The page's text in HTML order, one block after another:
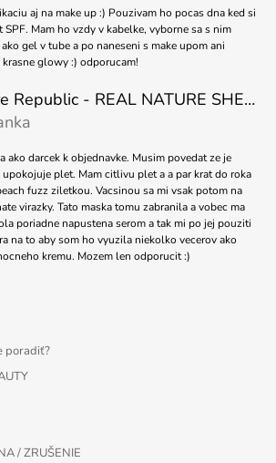
aj na make up :) Pouzivam ho pocas dna ked si
Mam ho vzdy v kabelke, vyborne sa s nim
gel v tube a po naneseni s make upom ani
glowy :) odporucam!
Nature Republic - REAL NATURE SHEET MASK TEA TREE 23ml
produktu je 5 z 5 hviezdičiek.
ako darcek k objednavke. Musim povedat ze je
upokojuje plet. Mam citlivu plet a a par krat do roka
fuzz ziletkou. Vacsinou sa mi vsak potom na
virazky. Tato maska tomu zabranila a vobec ma
poriadne napustena serom a tak mi po jej pouziti
na to aby som ho vyuzila niekolko vecerov ako
kremu. Mozem len odporucit :)
poradiť?
/ ZRUŠENIE